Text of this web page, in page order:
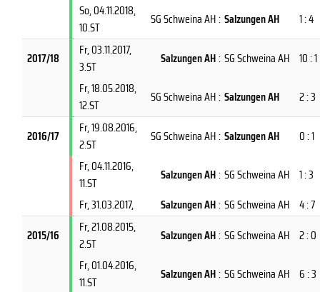
So, 04.11.2018,
10.ST
SG Schweina AH: Salzungen AH 1 : 4
2017/18 Fr, 03.11.2017,
3.ST
Salzungen AH: SG Schweina AH 10 : 1
Fr, 18.05.2018,
12.ST
SG Schweina AH: Salzungen AH 2 : 3
2016/17 Fr, 19.08.2016,
2.ST
SG Schweina AH: Salzungen AH
0 : 1
Fr, 04.11.2016,
11.ST
Salzungen AH: SG Schweina AH 1 : 3
Fr, 31.03.2017, Salzungen AH: SG Schweina AH 4 : 7
2015/16
Fr, 21.08.2015,
2.ST
Salzungen AH: SG Schweina AH 2 : 0
Fr, 01.04.2016,
11.ST
Salzungen AH: SG Schweina AH 6 : 3